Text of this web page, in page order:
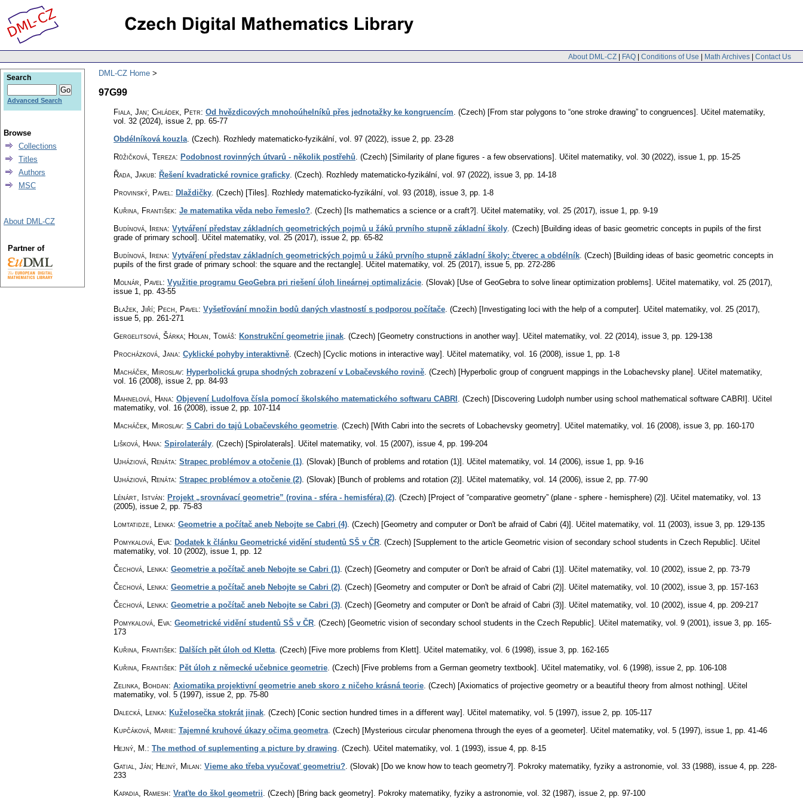
About DML-CZ | FAQ | Conditions of Use | Math Archives | Contact Us
DML-CZ Home
97G99
Fiala, Jan; Chládek, Petr: Od hvězdicových mnohoúhelníků přes jednotažky ke kongruencím (Czech) [From star polygons to “one stroke drawing” to congruences]. Učitel matematiky,
vol. 32 (2024), issue 2 pp. 65-77
Obdélníková kouzla (Czech). Rozhledy matematicko-fyzikální vol. 97 (2022), issue 2 pp. 23-28
Růžičková, Tereza: Podobnost rovinných útvarů - několik postřehů (Czech) [Similarity of plane figures - a few observations]. Učitel matematiky, vol. 30 (2022), issue 1
pp. 15-25
Řada, Jakub: Řešení kvadratické rovnice graficky (Czech). Rozhledy matematicko-fyzikální vol. 97 (2022), issue 3 pp. 14-18
Provinský, Pavel : Dlaždičky (Czech) [Tiles]. Rozhledy matematicko-fyzikální vol. 93 (2018), issue 3 pp. 1-8
Kuřina, František: Je matematika věda nebo řemeslo? (Czech) [Is mathematics a science or a craft?]. Učitel matematiky, vol. 25 (2017), issue 1
pp. 9-19
Budínová, Irena: Vytváření představ základních geometrických pojmů u žáků prvního stupně základní školy (Czech) [Building ideas of basic geometric concepts in pupils of the first
grade of primary school].
Učitel matematiky, vol. 25 (2017), issue 2 pp. 65-82
Budínová, Irena: Vytváření představ základních geometrických pojmů u žáků prvního stupně základní školy: čtverec a obdélník (Czech) [Building ideas of basic geometric concepts in
pupils of the first grade of primary school: the square and the rectangle].
Učitel matematiky, vol. 25 (2017), issue 5 pp. 272-286
Molnár, Pavel : Využitie programu GeoGebra pri riešení úloh lineárnej optimalizácie (Slovak) [Use of GeoGebra to solve linear optimization problems]. Učitel matematiky, vol. 25 (2017),
issue 1
pp. 43-55
Blažek, Jiří; Pech, Pavel : Vyšetřování množin bodů daných vlastností s podporou počítače (Czech) [Investigating loci with the help of a computer]. Učitel matematiky, vol. 25 (2017),
issue 5 pp. 261-271
Gergelitsová, Šárka; Holan, Tomáš: Konstrukční geometrie jinak (Czech) [Geometry constructions in another way]. Učitel matematiky, vol. 22 (2014), issue 3 pp. 129-138
Procházková, Jana: Cyklické pohyby interaktivně (Czech) [Cyclic motions in interactive way]. Učitel matematiky, vol. 16 (2008), issue 1
pp. 1-8
Macháček, Miroslav: Hyperbolická grupa shodných zobrazení v Lobačevského rovině (Czech) [Hyperbolic group of congruent mappings in the Lobachevsky plane]. Učitel matematiky,
vol. 16 (2008), issue 2 pp. 84-93
Mahnelová, Hana: Objevení Ludolfova čísla pomocí školského matematického softwaru CABRI (Czech) [Discovering Ludolph number using school mathematical software CABRI].
Učitel
matematiky, vol. 16 (2008), issue 2 pp. 107-114
Macháček, Miroslav: S Cabri do tajů Lobačevského geometrie (Czech) [With Cabri into the secrets of Lobachevsky geometry]. Učitel matematiky, vol. 16 (2008), issue 3 pp. 160-170
Lišková, Hana: Spirolaterály (Czech) [Spirolaterals]. Učitel matematiky, vol. 15 (2007), issue 4 pp. 199-204
Ujháziová, Renáta: Strapec problémov a otočenie (1) (Slovak) [Bunch of problems and rotation (1)]. Učitel matematiky, vol. 14 (2006), issue 1
pp. 9-16
Ujháziová, Renáta: Strapec problémov a otočenie (2) (Slovak) [Bunch of problems and rotation (2)]. Učitel matematiky, vol. 14 (2006), issue 2 pp. 77-90
Lénárt, István: Projekt „srovnávací geometrie” (rovina - sféra - hemisféra) (2) (Czech) [Project of “comparative geometry” (plane - sphere - hemisphere) (2)]. Učitel matematiky, vol. 13
(2005), issue 2 pp. 75-83
Lomtatidze, Lenka: Geometrie a počítač aneb Nebojte se Cabri (4) (Czech) [Geometry and computer or Don't be afraid of Cabri (4)]. Učitel matematiky, vol. 11 (2003), issue 3 pp. 129-135
Pomykalová, Eva: Dodatek k článku Geometrické vidění studentů SŠ v ČR (Czech) [Supplement to the article Geometric vision of secondary school students in Czech Republic].
Učitel
matematiky, vol. 10 (2002), issue 1
pp. 12
Čechová, Lenka: Geometrie a počítač aneb Nebojte se Cabri (1) (Czech) [Geometry and computer or Don't be afraid of Cabri (1)]. Učitel matematiky, vol. 10 (2002), issue 2 pp. 73-79
Čechová, Lenka: Geometrie a počítač aneb Nebojte se Cabri (2) (Czech) [Geometry and computer or Don't be afraid of Cabri (2)]. Učitel matematiky, vol. 10 (2002), issue 3 pp. 157-163
Čechová, Lenka: Geometrie a počítač aneb Nebojte se Cabri (3) (Czech) [Geometry and computer or Don't be afraid of Cabri (3)]. Učitel matematiky, vol. 10 (2002), issue 4 pp. 209-217
Pomykalová, Eva: Geometrické vidění studentů SŠ v ČR (Czech) [Geometric vision of secondary school students in the Czech Republic]. Učitel matematiky, vol. 9 (2001), issue 3 pp. 165-
173
Kuřina, František: Dalších pět úloh od Kletta (Czech) [Five more problems from Klett]. Učitel matematiky, vol. 6 (1998), issue 3 pp. 162-165
Kuřina, František: Pět úloh z německé učebnice geometrie (Czech) [Five problems from a German geometry textbook]. Učitel matematiky, vol. 6 (1998), issue 2 pp. 106-108
Zelinka, Bohdan: Axiomatika projektivní geometrie aneb skoro z ničeho krásná teorie (Czech) [Axiomatics of projective geometry or a beautiful theory from almost nothing].
Učitel
matematiky, vol. 5 (1997), issue 2 pp. 75-80
Dalecká, Lenka: Kuželosečka stokrát jinak (Czech) [Conic section hundred times in a different way]. Učitel matematiky, vol. 5 (1997), issue 2 pp. 105-117
Kupčáková, Marie: Tajemné kruhové úkazy očima geometra (Czech) [Mysterious circular phenomena through the eyes of a geometer]. Učitel matematiky, vol. 5 (1997), issue 1
pp. 41-46
Hejný, M. : The method of suplementing a picture by drawing (Czech). Učitel matematiky, vol. 1 (1993), issue 4 pp. 8-15
Gatial, Ján; Hejný, Milan: Vieme ako třeba vyučovať geometriu? (Slovak) [Do we know how to teach geometry?]. Pokroky matematiky, fyziky a astronomie vol. 33 (1988), issue 4 pp. 228-
233
Kapadia, Ramesh: Vraťte do škol geometrii (Czech) [Bring back geometry]. Pokroky matematiky, fyziky a astronomie vol. 32 (1987), issue 2 pp. 97-100
Search
Advanced Search
Browse
Collections
Titles
Authors
MSC
About DML-CZ
Partner of